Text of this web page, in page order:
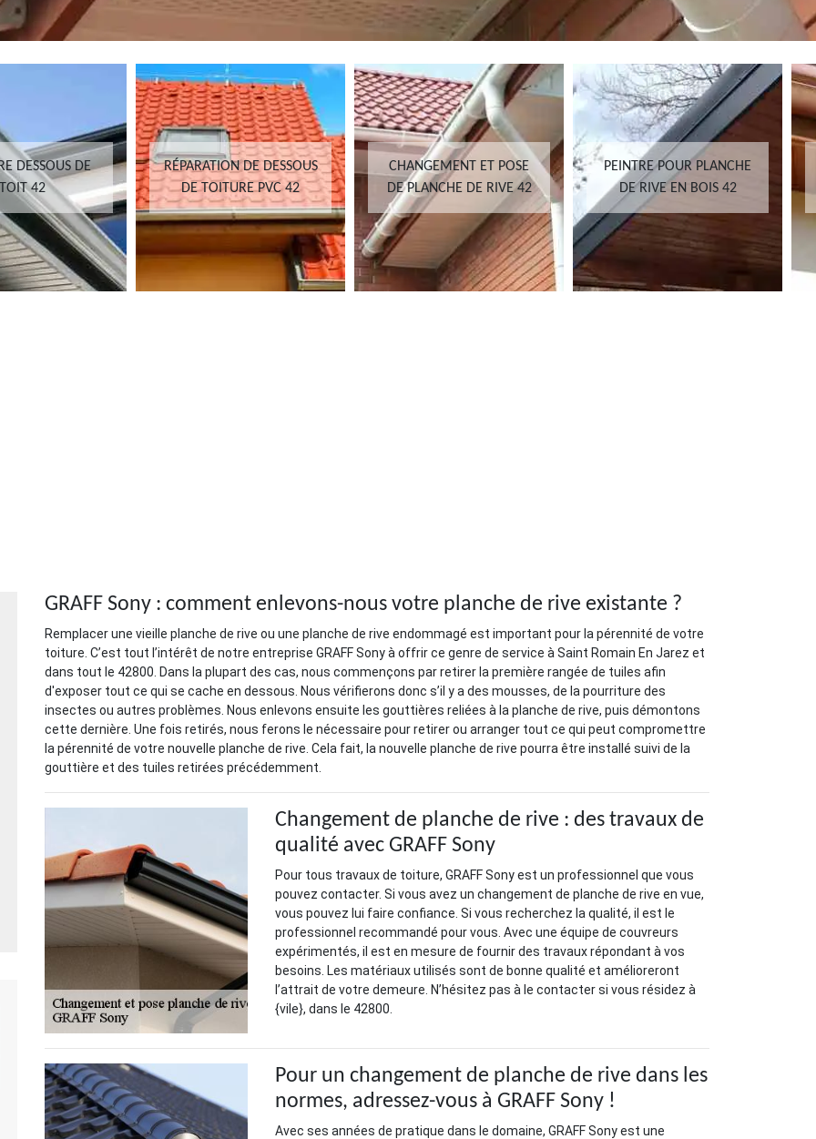
DESSOUS DE
TOIT 42
RÉPARATION DE DESSOUS
DE TOITURE PVC 42
CHANGEMENT ET POSE
DE PLANCHE DE RIVE 42
PEINTRE POUR PLANCHE
DE RIVE EN BOIS 42
GRAFF Sony : comment enlevons-nous votre planche de rive existante ?
Remplacer une vieille planche de rive ou une planche de rive endommagé est important pour la pérennité de votre
toiture. C’est tout l’intérêt de notre entreprise GRAFF Sony à offrir ce genre de service à Saint Romain En Jarez et
dans tout le 42800. Dans la plupart des cas, nous commençons par retirer la première rangée de tuiles afin
d'exposer tout ce qui se cache en dessous. Nous vérifierons donc s’il y a des mousses, de la pourriture des
insectes ou autres problèmes. Nous enlevons ensuite les gouttières reliées à la planche de rive, puis démontons
cette dernière. Une fois retirés, nous ferons le nécessaire pour retirer ou arranger tout ce qui peut compromettre
la pérennité de votre nouvelle planche de rive. Cela fait, la nouvelle planche de rive pourra être installé suivi de la
gouttière et des tuiles retirées précédemment.
Changement de planche de rive : des travaux de
qualité avec GRAFF Sony
Pour tous travaux de toiture, GRAFF Sony est un professionnel que vous
pouvez contacter. Si vous avez un changement de planche de rive en vue,
vous pouvez lui faire confiance. Si vous recherchez la qualité, il est le
professionnel recommandé pour vous. Avec une équipe de couvreurs
expérimentés, il est en mesure de fournir des travaux répondant à vos
besoins. Les matériaux utilisés sont de bonne qualité et amélioreront
l’attrait de votre demeure. N’hésitez pas à le contacter si vous résidez à
{vile}, dans le 42800.
Pour un changement de planche de rive dans les
normes, adressez-vous à GRAFF Sony !
Avec ses années de pratique dans le domaine, GRAFF Sony est une